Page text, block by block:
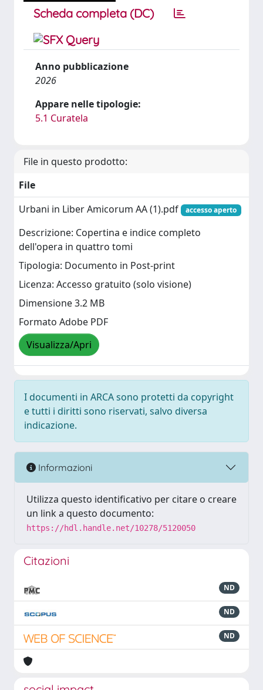
Scheda completa (DC)
Anno pubblicazione
2026
Appare nelle tipologie:
5.1 Curatela
File in questo prodotto:
File
Urbani in Liber Amicorum AA (1).pdf
accesso aperto
Descrizione: Copertina e indice completo
dell'opera in quattro tomi
Tipologia: Documento in Post-print
Licenza: Accesso gratuito (solo visione)
Dimensione 3.2 MB
Formato Adobe PDF
Visualizza/Apri
I documenti in ARCA sono protetti da copyright
e tutti i diritti sono riservati, salvo diversa
indicazione.
Informazioni
Utilizza questo identificativo per citare o creare
un link a questo documento:
https://hdl.handle.net/10278/5120050
Citazioni
ND
ND
ND